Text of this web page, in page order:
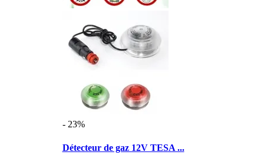
- 23%
Détecteur de gaz 12V TESA ...